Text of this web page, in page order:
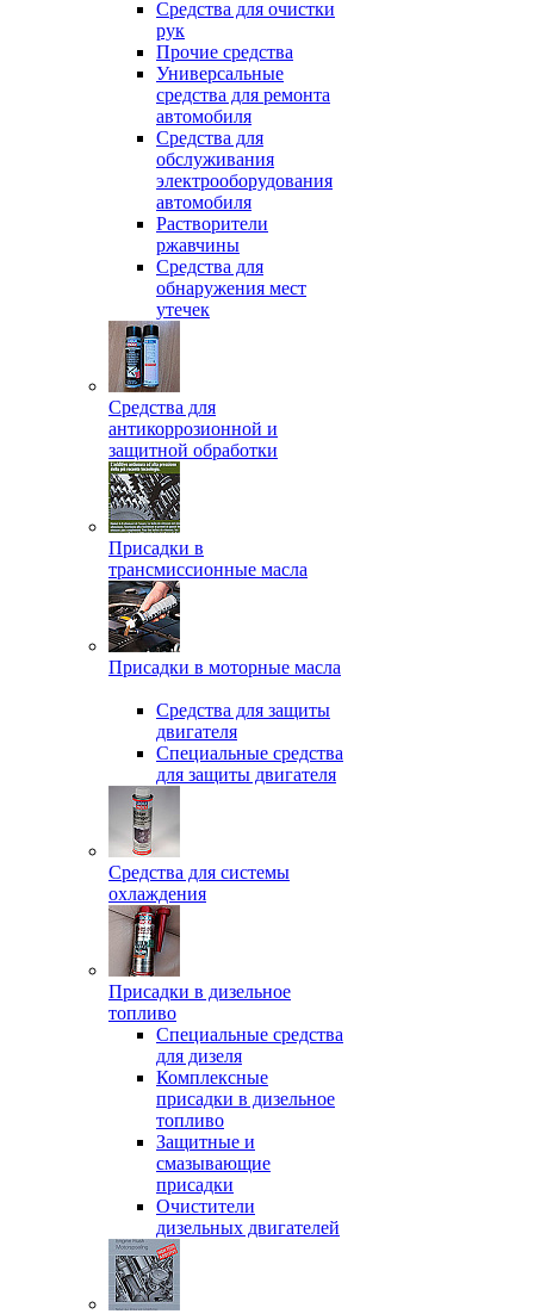
Средства для очистки
рук
Прочие средства
Универсальные
средства для ремонта
автомобиля
Средства для
обслуживания
электрооборудования
автомобиля
Растворители
ржавчины
Средства для
обнаружения мест
утечек
Средства для
антикоррозионной и
защитной обработки
Присадки в
трансмиссионные масла
Присадки в моторные масла
Средства для защиты
двигателя
Специальныe средства
для защиты двигателя
Средства для системы
охлаждения
Присадки в дизельное
топливо
Спeциальные средства
для дизеля
Комплексные
присадки в дизельное
топливо
Защитные и
смазывающие
присадки
Очистители
дизельных двигателей